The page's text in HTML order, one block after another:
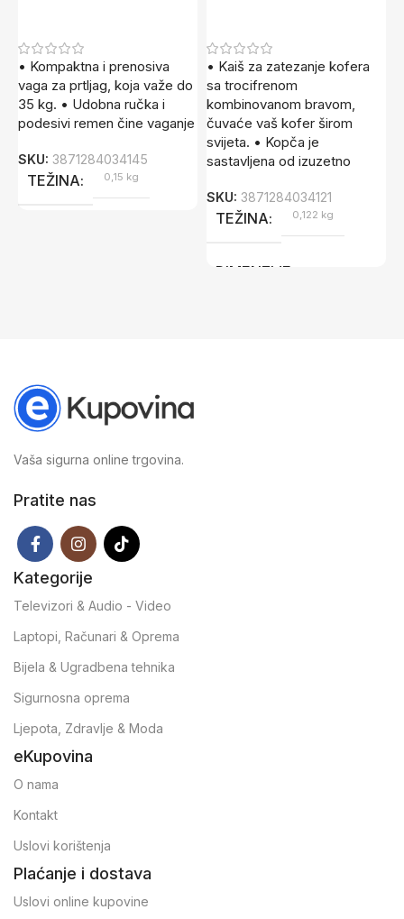
• Kompaktna i prenosiva
vaga za prtljag, koja važe do
35 kg. • Udobna ručka i
podesivi remen čine vaganje
SKU: 3871284034145
TEŽINA 0,15 kg
• Kaiš za zatezanje kofera
sa trocifrenom
kombinovanom bravom,
čuvaće vaš kofer širom
svijeta. • Kopča je
sastavljena od izuzetno
SKU: 3871284034121
TEŽINA 0,122 kg
DIMENZIJE
Vaša sigurna online trgovina.
Pratite nas
Kategorije
Televizori & Audio - Video
Laptopi, Računari & Oprema
Bijela & Ugradbena tehnika
Sigurnosna oprema
Ljepota, Zdravlje & Moda
eKupovina
O nama
Kontakt
Uslovi korištenja
Plaćanje i dostava
Uslovi online kupovine